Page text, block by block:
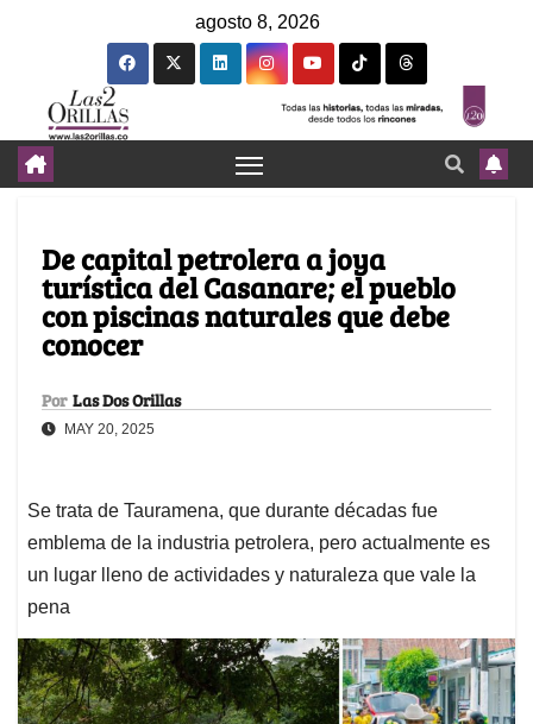
agosto 8, 2026
De capital petrolera a joya
turística del Casanare; el pueblo
con piscinas naturales que debe
conocer
Por Las Dos Orillas
MAY 20, 2025
Se trata de Tauramena, que durante décadas fue
emblema de la industria petrolera, pero actualmente es
un lugar lleno de actividades y naturaleza que vale la
pena